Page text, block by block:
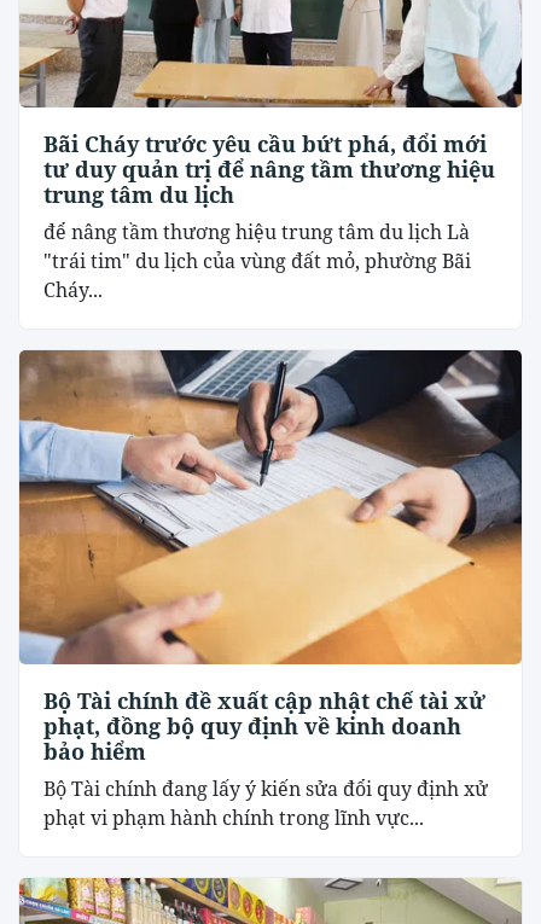
Bãi Cháy trước yêu cầu bứt phá, đổi mới
tư duy quản trị để nâng tầm thương hiệu
trung tâm du lịch
để nâng tầm thương hiệu trung tâm du lịch Là
"trái tim" du lịch của vùng đất mỏ, phường Bãi
Cháy...
Bộ Tài chính đề xuất cập nhật chế tài xử
phạt, đồng bộ quy định về kinh doanh
bảo hiểm
Bộ Tài chính đang lấy ý kiến sửa đổi quy định xử
phạt vi phạm hành chính trong lĩnh vực...